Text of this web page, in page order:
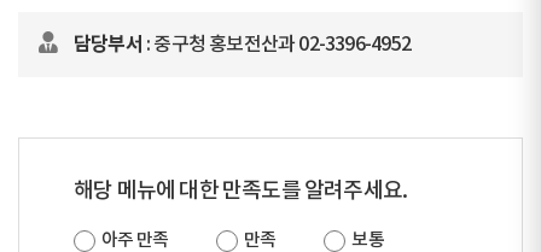
담당부서 : 중구청 홍보전산과 02-3396-4952
해당 메뉴에 대한 만족도를 알려주세요.
아주 만족 만족
보통